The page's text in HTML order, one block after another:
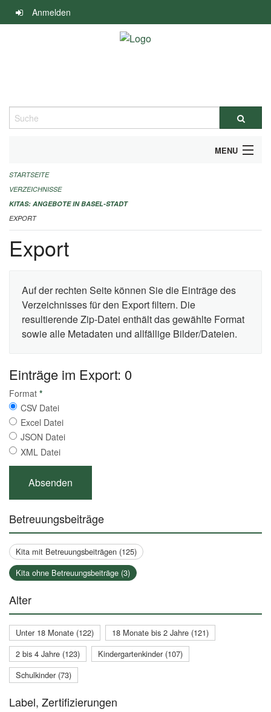
Navigation
überspringen
Anmelden
Suche
MENU
ALLGEMEINE INFORMATIONEN
IMPRESSUM
STARTSEITE
VERZEICHNISSE
KITAS: ANGEBOTE IN BASEL-STADT
EXPORT
Export
Auf der rechten Seite können Sie die Einträge des
Verzeichnisses für den Export filtern. Die
resultierende Zip-Datei enthält das gewählte Format
sowie alle Metadaten und allfällige Bilder/Dateien.
Einträge im Export: 0
Format *
CSV Datei
Excel Datei
JSON Datei
XML Datei
Betreuungsbeiträge
Kita mit Betreuungsbeiträgen (125)
Kita ohne Betreuungsbeiträge (3)
Alter
Unter 18 Monate (122)
18 Monate bis 2 Jahre (121)
2 bis 4 Jahre (123)
Kindergartenkinder (107)
Schulkinder (73)
Label, Zertifizierungen